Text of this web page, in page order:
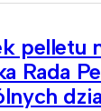
pelletu
Rada